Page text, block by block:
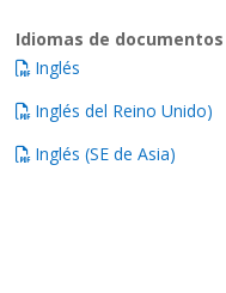
Idiomas de
Inglés
Inglés del Reino Unido)
Inglés (SE de Asia)